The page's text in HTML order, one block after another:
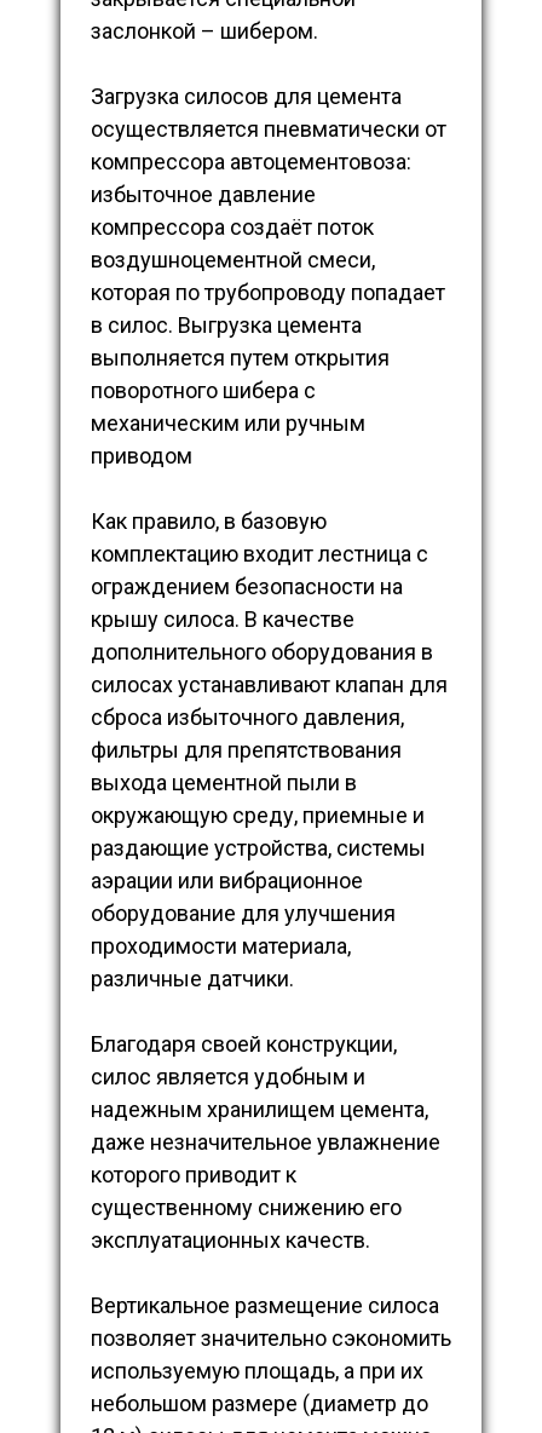
заслонкой – шибером.
Загрузка силосов для цемента
осуществляется пневматически от
компрессора автоцементовоза:
избыточное давление
компрессора создаёт поток
воздушноцементной смеси,
которая по трубопроводу попадает
в силос. Выгрузка цемента
выполняется путем открытия
поворотного шибера с
механическим или ручным
приводом
Как правило, в базовую
комплектацию входит лестница с
ограждением безопасности на
крышу силоса. В качестве
дополнительного оборудования в
силосах устанавливают клапан для
сброса избыточного давления,
фильтры для препятствования
выхода цементной пыли в
окружающую среду, приемные и
раздающие устройства, системы
аэрации или вибрационное
оборудование для улучшения
проходимости материала,
различные датчики.
Благодаря своей конструкции,
силос является удобным и
надежным хранилищем цемента,
даже незначительное увлажнение
которого приводит к
существенному снижению его
эксплуатационных качеств.
Вертикальное размещение силоса
позволяет значительно сэкономить
используемую площадь, а при их
небольшом размере (диаметр до